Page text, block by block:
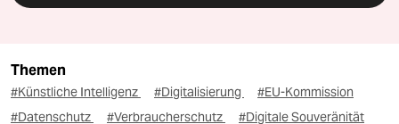
Themen
#Künstliche Intelligenz #Digitalisierung
#EU-Kommission
#Datenschutz
#Verbraucherschutz #Digitale Souveränität